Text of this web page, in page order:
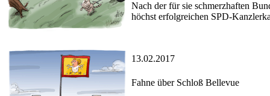
Nach der für sie schmerzhaften
höchst erfolgreichen SPD-
13.02.2017
Fahne über Schloß Bellevue